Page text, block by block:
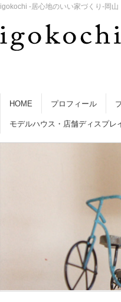
igokochi -居心地のいい家づくり-岡
HOME プロフィール
モデルハウス・店舗ディスプレ